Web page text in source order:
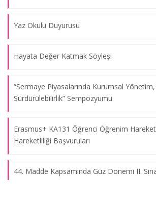
Yaz Okulu Duyurusu
Hayata Değer Katmak Söyleşi
“Sermaye Piyasalarında Kurumsal
Sürdürülebilirlik” Sempozyumu
Erasmus+ KA131 Öğrenci Öğrenim
Hareketliliği Başvuruları
44. Madde Kapsamında Güz Dönemi II.